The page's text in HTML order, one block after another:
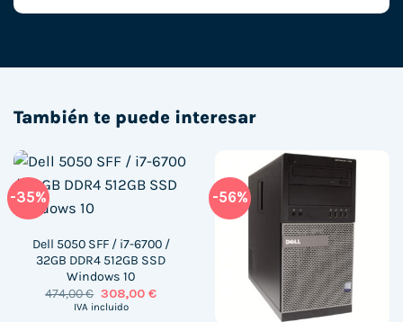
También te puede interesar
-35%
Dell 5050 SFF / i7-6700 /
32GB DDR4 512GB SSD
Windows 10
474,00€ El
precio
308,00 €El
IVA incluido
-56%